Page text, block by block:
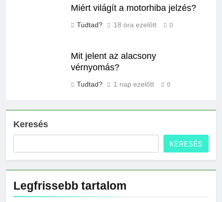
Miért világít a motorhiba jelzés?
Tudtad? 18 óra ezelőtt 0
Mit jelent az alacsony
vérnyomás?
Tudtad? 1 nap ezelőtt 0
Keresés
KERESÉS
Legfrissebb tartalom